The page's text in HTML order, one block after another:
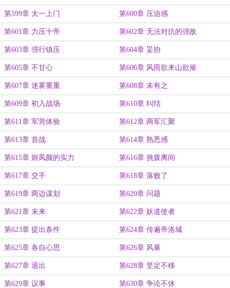
第599章 太一上门 第600章 压迫感
第601章 力压十帝 第602章 无法对抗的强敌
第603章 强行镇压 第604章 妥协
第605章 不甘心 第606章 风雨欲来山欲摧
第607章 迷雾重重 第608章 未有之
第609章 初入战场 第610章 纠结
第611章 军营体验 第612章 两军汇聚
第613章 首战 第614章 熟悉感
第615章 姬凤颜的实力 第616章 挑拨离间
第617章 交手 第618章 落败了
第619章 两边谋划 第620章 问题
第621章 未来 第622章 妖道使者
第623章 提出条件 第624章 传遍帝洛城
第625章 各自心思 第626章 风暴
第627章 退出 第628章 坚定不移
第629章 议事 第630章 争论不休